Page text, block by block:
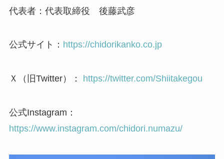
代表者：代表取締役 後藤武彦
公式サイト： https://chidorikanko.co.jp
Ｘ（旧Twitter）： https://twitter.com/Shiitakegou
公式Instagram：
https://www.instagram.com/chidori.numazu/